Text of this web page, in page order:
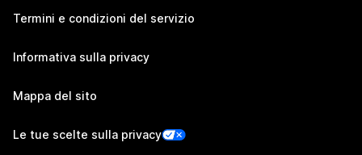
Termini e condizioni del servizio
Informativa sulla privacy
Mappa del sito
Le tue scelte sulla privacy